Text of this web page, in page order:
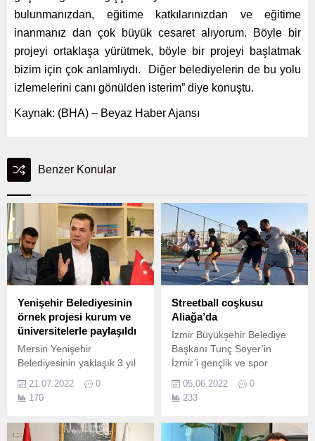
bulunmanızdan, eğitime katkılarınızdan ve eğitime
inanmanız dan çok büyük cesaret alıyorum. Böyle bir
projeyi ortaklaşa yürütmek, böyle bir projeyi başlatmak
bizim için çok anlamlıydı. Diğer belediyelerin de bu yolu
izlemelerini canı gönülden isterim” diye konuştu.
Kaynak: (BHA) – Beyaz Haber Ajansı
Benzer Konular
Yenişehir Belediyesinin
örnek projesi kurum ve
üniversitelerle paylaşıldı
Mersin Yenişehir
Belediyesinin yaklaşık 3 yıl
imza atarak hayata geçirdiği
Erken Çocukluk Gelişimi
yüzlerce çocuk ve aileye
21.07.2022
0
170
Streetball coşkusu
Aliağa’da
İzmir Büyükşehir Belediye
Başkanı Tunç Soyer’in
İzmir’i gençlik ve spor
doğrultusunda düzenlenen
3x3 Streetball İzmir Cup
05.06.2022
0
233